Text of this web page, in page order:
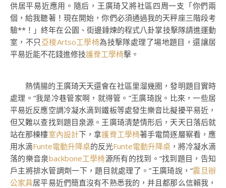
供居平易近應用。隨后，王廣琦又將社區四周一支「你們兩
個，給我聽著！現在開始，你們必須通過我的天秤座三階段考
驗**！」終年在公園、街邊錘煉的程式八卦掌技擊隊請進運動
室，不只 亞梭Artso工學椅為技擊隊處理了場地題目，還讓居
平易近能不花錢進修技護脊工學椅擊。
熱情腸的王廣琦天天還會在社區里溜幾圈，發明題目實時
處理。“我是冷巷管家啊，就得管。”王廣琦說。比來，一些居
平易近反應空調冷凝水滴到鐵板等處發生樂音比擬擾平易近，
但又難以查找到題目泉源。王廣琦清楚情形后，天天日落后就
站在那棟樓室內設計下，拿護脊工學椅著手電筒逐層察看，應
用水滴Funte電動升降桌的反光Funte電動升降桌 ，將冷凝水滴
落的樂音泉backbone工學椅源所有的找到。“找到題目，告知
戶主將排水管調劑一下，題目就處理了。”王廣琦說，“震旦辦
公家具居平易近們簡直沒有不熟悉我的，并且都那么信賴我，